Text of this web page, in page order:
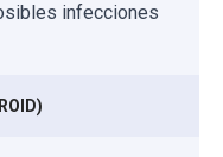
infecciones